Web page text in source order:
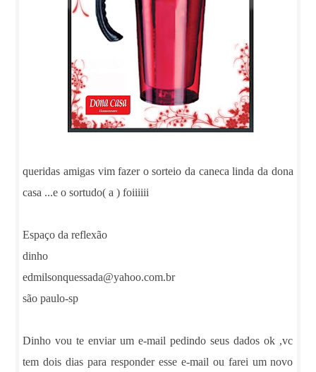
queridas amigas vim fazer o sorteio da caneca linda da dona
casa ...e o sortudo( a ) foiiiiii
Espaço da reflexão
dinho
edmilsonquessada@yahoo.com.br
são paulo-sp
Dinho vou te enviar um e-mail pedindo seus dados ok ,vc
tem dois dias para responder esse e-mail ou farei um novo